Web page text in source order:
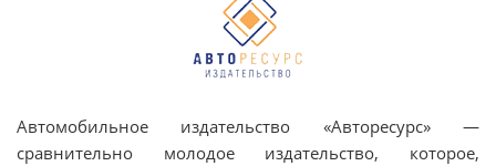
Автомобильное издательство «Авторесурс» —
сравнительно молодое издательство, которое,